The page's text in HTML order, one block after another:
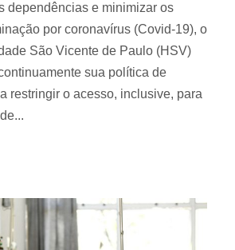
dependências e minimizar os
por coronavírus (Covid-19), o
São Vicente de Paulo (HSV)
sua política de
restringir o acesso, inclusive, para